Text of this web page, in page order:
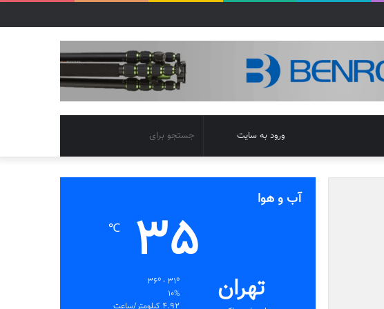
برای
تغییر
پوسته
ورود به سایت
آب و هوا
تهران
35
℃
36º - 31º
10%
4.92 کیلومتر/ساعت